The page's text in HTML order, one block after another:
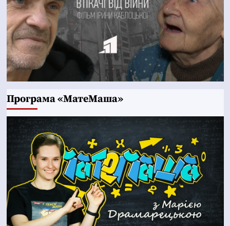
Програма «МатеМаша»